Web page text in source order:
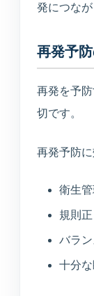
発につなが
再発予
再発を予
切です。
再発予防
衛生管
規則
バラ
十分